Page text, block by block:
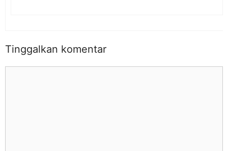
Tinggalkan komentar